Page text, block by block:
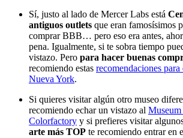
Sí, justo al lado de Mercer Labs está
antiguos outlets que eran famosísimos
comprar BBB… pero eso era antes,
pena. Igualmente, si te sobra tiempo
vistazo. Pero para hacer buenas
recomiendo estas recomendaciones
Nueva York.
Si quieres visitar algún otro museo
recomiendo echar un vistazo al
Colorfactory y si prefieres visitar
arte más TOP te recomiendo entrar en